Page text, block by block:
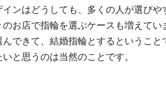
ンはどうしても、多くの人が選びや
お店で指輪を選ぶケースも増えてい
できて、結婚指輪とするということ
と思うのは当然のことです。